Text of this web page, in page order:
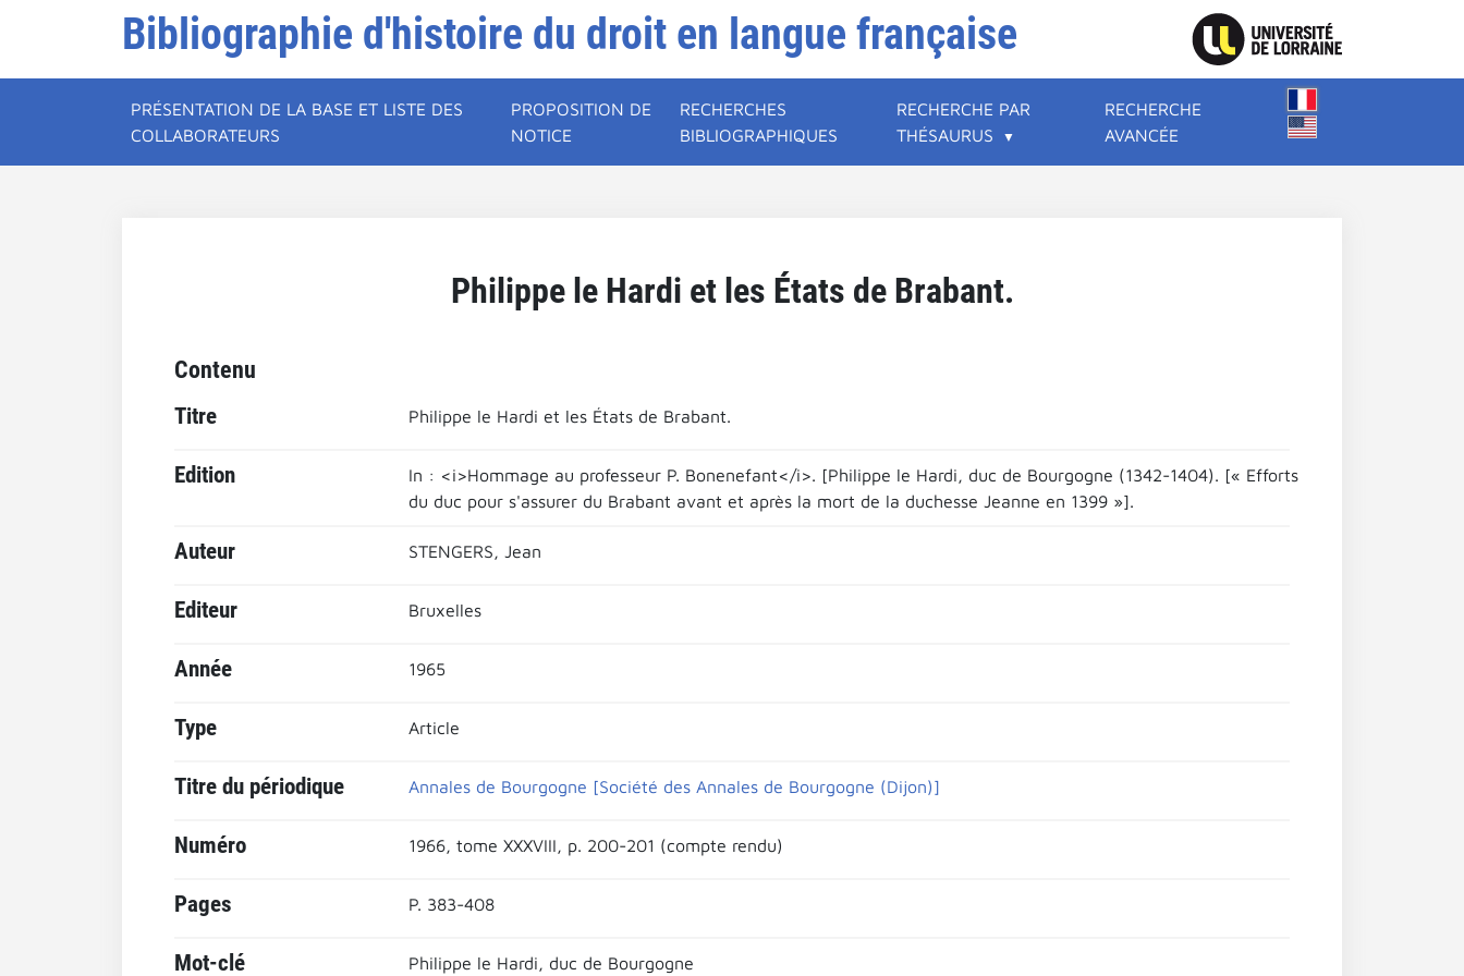
Bibliographie d'histoire du droit en langue française
PRÉSENTATION DE LA BASE ET LISTE DES
COLLABORATEURS
PROPOSITION DE
NOTICE
RECHERCHES
BIBLIOGRAPHIQUES
RECHERCHE PAR
THÉSAURUS
RECHERCHE
AVANCÉE
Philippe le Hardi et les États de Brabant.
Contenu
Titre Philippe le Hardi et les États de Brabant.
Edition
In : <i>Hommage au professeur P. Bonenefant</i>. [Philippe le Hardi, duc de Bourgogne (1342-1404). [« Efforts
du duc pour s'assurer du Brabant avant et après la mort de la duchesse Jeanne en 1399 »].
Auteur STENGERS, Jean
Editeur Bruxelles
Année 1965
Type Article
Titre du périodique Annales de Bourgogne [Société des Annales de Bourgogne (Dijon)]
Numéro 1966, tome XXXVIII, p. 200-201 (compte rendu)
Pages P. 383-408
Mot-clé Philippe le Hardi, duc de Bourgogne